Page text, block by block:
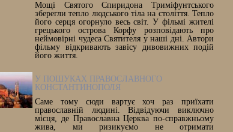
Мощі Святого Спиридона Триміфунтського
зберегли тепло людського тіла на століття. Тепло
його серця огорнуло весь світ. У фільмі жителі
грецького острова Корфу розповідають про
неймовірні чудеса Святителя у наші дні. Автори
фільму відкривають завісу дивовижних подій
його життя.
У ПОШУКАХ ПРАВОСЛАВНОГО
КОНСТАНТИНОПОЛЯ
Саме тому сюди вартує хоч раз приїхати
православній людині. Відвідуючи виключно
місця, де Православна Церква по-справжньому
жива, ми ризикуємо не отримати